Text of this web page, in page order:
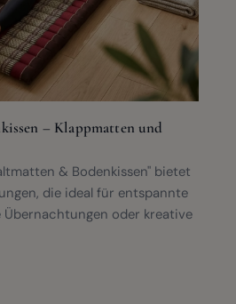
– Klappmatten und
& Bodenkissen" bietet
die ideal für entspannte
Übernachtungen oder kreative